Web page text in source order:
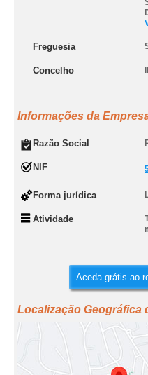
Freguesia
Concelho
Informações da
Razão Social
NIF
Forma jurídica
Atividade
Aceda grátis ao
Localização Geográfica